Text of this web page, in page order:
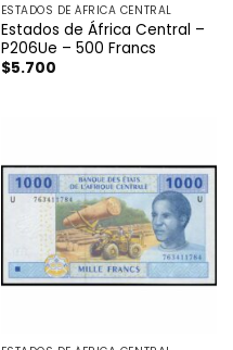
ESTADOS DE ÁFRICA CENTRAL
Estados de África Central –
P206Ue – 500 Francs
$5.700